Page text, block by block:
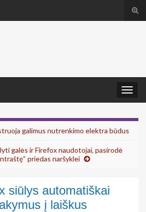
galimus nutrenkimo elektra būdus
galės ir Firefox naudotojai, pasirodė
priedas naršyklei
siūlys automatiškai
į laiškus